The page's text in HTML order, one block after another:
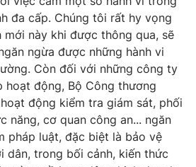
đa cấp. Chúng tôi rất hy vọng
mới này khi được thông qua, sẽ
ngừa được những hành vi
Còn đối với những công ty
hoạt động, Bộ Công thương
động kiểm tra giám sát, phối
năng, cơ quan công an... ngăn
pháp luật, đặc biệt là bảo vệ
dân, trong bối cảnh, kiến thức